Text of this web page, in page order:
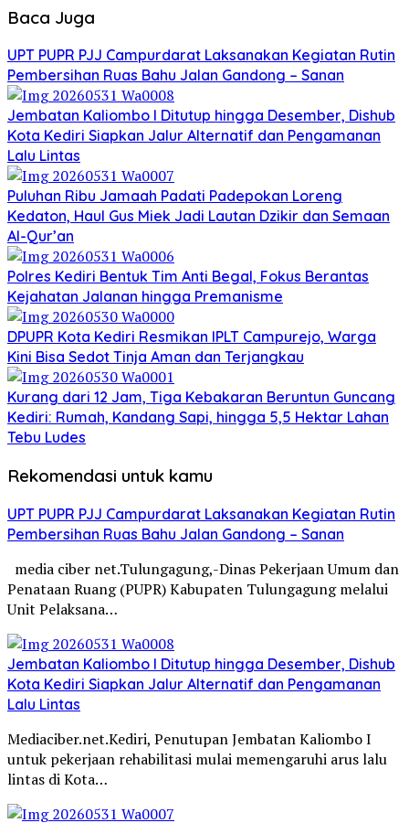
Baca Juga
UPT PUPR PJJ Campurdarat Laksanakan Kegiatan Rutin
Pembersihan Ruas Bahu Jalan Gandong – Sanan
Jembatan Kaliombo I Ditutup hingga Desember, Dishub
Kota Kediri Siapkan Jalur Alternatif dan Pengamanan
Lalu Lintas
Puluhan Ribu Jamaah Padati Padepokan Loreng
Kedaton, Haul Gus Miek Jadi Lautan Dzikir dan Semaan
Al-Qur’an
Polres Kediri Bentuk Tim Anti Begal, Fokus Berantas
Kejahatan Jalanan hingga Premanisme
DPUPR Kota Kediri Resmikan IPLT Campurejo, Warga
Kini Bisa Sedot Tinja Aman dan Terjangkau
Kurang dari 12 Jam, Tiga Kebakaran Beruntun Guncang
Kediri: Rumah, Kandang Sapi, hingga 5,5 Hektar Lahan
Tebu Ludes
Rekomendasi untuk kamu
UPT PUPR PJJ Campurdarat Laksanakan Kegiatan Rutin
Pembersihan Ruas Bahu Jalan Gandong – Sanan
media ciber net.Tulungagung,-Dinas Pekerjaan Umum dan
Penataan Ruang (PUPR) Kabupaten Tulungagung melalui
Unit Pelaksana…
Jembatan Kaliombo I Ditutup hingga Desember, Dishub
Kota Kediri Siapkan Jalur Alternatif dan Pengamanan
Lalu Lintas
Mediaciber.net.Kediri, Penutupan Jembatan Kaliombo I
untuk pekerjaan rehabilitasi mulai memengaruhi arus lalu
lintas di Kota…